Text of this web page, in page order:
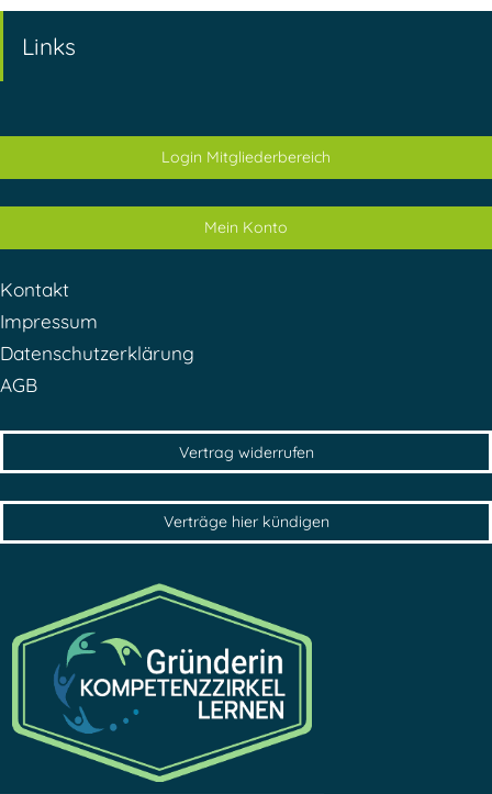
Links
Login Mitgliederbereich
Mein Konto
Kontakt
Impressum
Datenschutzerklärung
AGB
Vertrag widerrufen
Verträge hier kündigen